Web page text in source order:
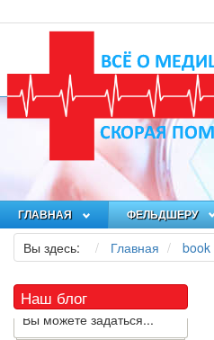
ГЛАВНАЯ ФЕЛЬДШЕРУ
Вы здесь: Главная book
Наш блог
Как я заболел во время
локдауна?
Это странная ситуация:
вы соблюдали все меры
предосторожности
COVID-19 (вы почти все
время дома), но, тем не
образом простудились.
Вы можете задаться...